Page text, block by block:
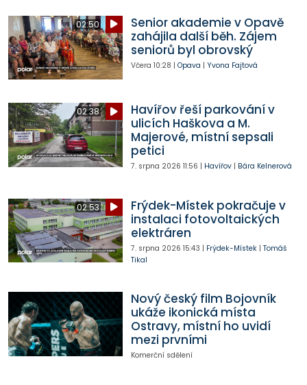
02:50
Senior akademie v Opavě
zahájila další běh. Zájem
seniorů byl obrovský
Včera 10:28 | Opava | Yvona Fajtová
02:38
Havířov řeší parkování v
ulicích Haškova a M.
Majerové, místní sepsali
petici
7. srpna 2026 11:56 | Havířov| Bára Kelnerová
02:53
Frýdek-Místek pokračuje v
instalaci fotovoltaických
elektráren
7. srpna 2026 15:43 | Frýdek-Místek| Tomáš
Tikal
Nový český film Bojovník
ukáže ikonická místa
Ostravy, místní ho uvidí
mezi prvními
Komerční sdělení